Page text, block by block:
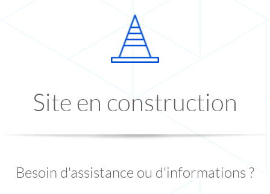
Site en construction
Besoin d'assistance ou d'informations ?